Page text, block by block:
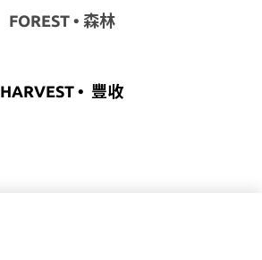
FOREST • 森林
HARVEST • 豐收